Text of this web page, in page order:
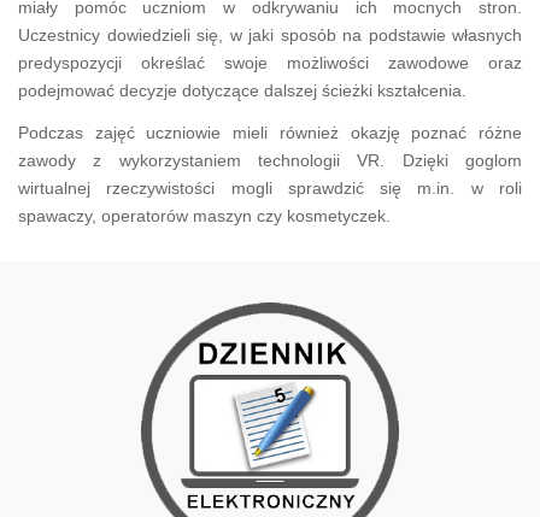
miały pomóc uczniom w odkrywaniu ich mocnych stron.
Uczestnicy dowiedzieli się, w jaki sposób na podstawie własnych
predyspozycji określać swoje możliwości zawodowe oraz
podejmować decyzje dotyczące dalszej ścieżki kształcenia.
Podczas zajęć uczniowie mieli również okazję poznać różne
zawody z wykorzystaniem technologii VR. Dzięki goglom
wirtualnej rzeczywistości mogli sprawdzić się m.in. w roli
spawaczy, operatorów maszyn czy kosmetyczek.